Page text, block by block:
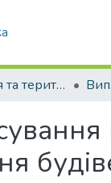
Містобудування та територіальне планування